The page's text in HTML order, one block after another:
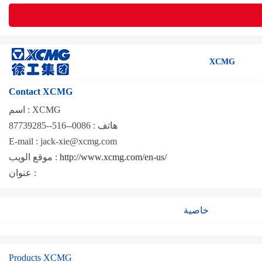
XCMG
Contact XCMG
اسم : XCMG
هاتف :
E-mail : jack-xie@xcmg.com
موقع الويب : http://www.xcmg.com/en-us/
عنوان :
خاصية
Products XCMG